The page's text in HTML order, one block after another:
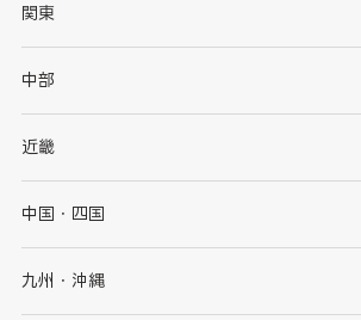
北海道
岩手県
秋田県
関東
茨城県
群馬県
千葉県
中部
新潟県
石川県
山梨県
近畿
大阪府
京都府
中国・四国
鳥取県
九州・沖縄